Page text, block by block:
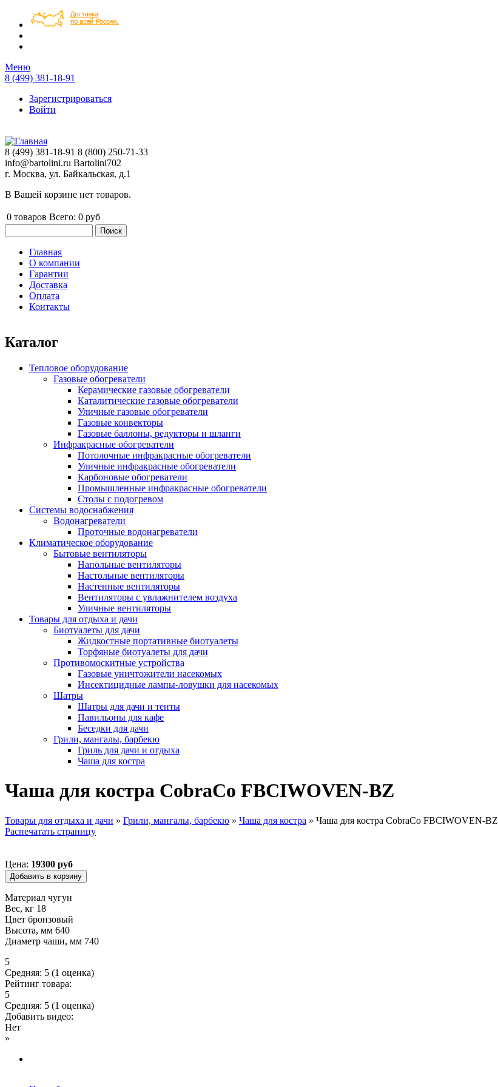
Перейти к основному содержанию
Меню
8 (499) 381-18-91
Зарегистрироваться
Войти
8 (499) 381-18-91 8 (800) 250-71-33
info@bartolini.ru Bartolini702
г. Москва, ул. Байкальская, д.1
В Вашей корзине нет товаров.
0 товаров Всего: 0 руб
Главное меню
Главная
О компании
Гарантии
Доставка
Оплата
Контакты
Каталог
Тепловое оборудование
Газовые обогреватели
Керамические газовые обогреватели
Каталитические газовые обогреватели
Уличные газовые обогреватели
Газовые конвекторы
Газовые баллоны, редукторы и шланги
Инфракрасные обогреватели
Потолочные инфракрасные обогреватели
Уличные инфракрасные обогреватели
Карбоновые обогреватели
Промышленные инфракрасные обогреватели
Столы с подогревом
Системы водоснабжения
Водонагреватели
Проточные водонагреватели
Климатическое оборудование
Бытовые вентиляторы
Напольные вентиляторы
Настольные вентиляторы
Настенные вентиляторы
Вентиляторы с увлажнителем воздуха
Уличные вентиляторы
Товары для отдыха и дачи
Биотуалеты для дачи
Жидкостные портативные биотуалеты
Торфяные биотуалеты для дачи
Противомоскитные устройства
Газовые уничтожители насекомых
Инсектицидные лампы-ловушки для насекомых
Шатры
Шатры для дачи и тенты
Павильоны для кафе
Беседки для дачи
Грили, мангалы, барбекю
Гриль для дачи и отдыха
Чаша для костра
Чаша для костра CobraCo FBCIWOVEN-BZ
Вы здесь
Товары для отдыха и дачи » Грили, мангалы, барбекю » Чаша для костра » Чаша для костра CobraCo FBCIWOVEN-BZ
Распечатать страницу
Цена: 19300 руб
Материал чугун
Вес, кг 18
Цвет бронзовый
Высота, мм 640
Диаметр чаши, мм 740
5
Средняя: 5 (1 оценка)
Рейтинг товара:
5
Средняя: 5 (1 оценка)
Добавить видео:
Нет
»